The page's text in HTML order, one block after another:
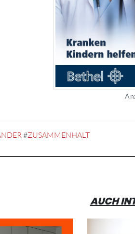
#ZUSAMMENHALT
AUCH